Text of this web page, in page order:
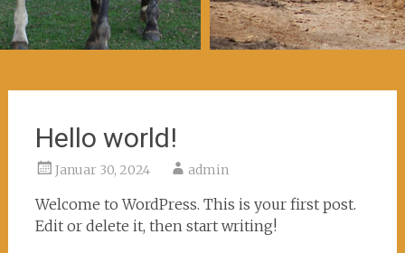
Hello world!
Januar 30, 2024 admin
Welcome to WordPress. This is your first post.
Edit or delete it, then start writing!